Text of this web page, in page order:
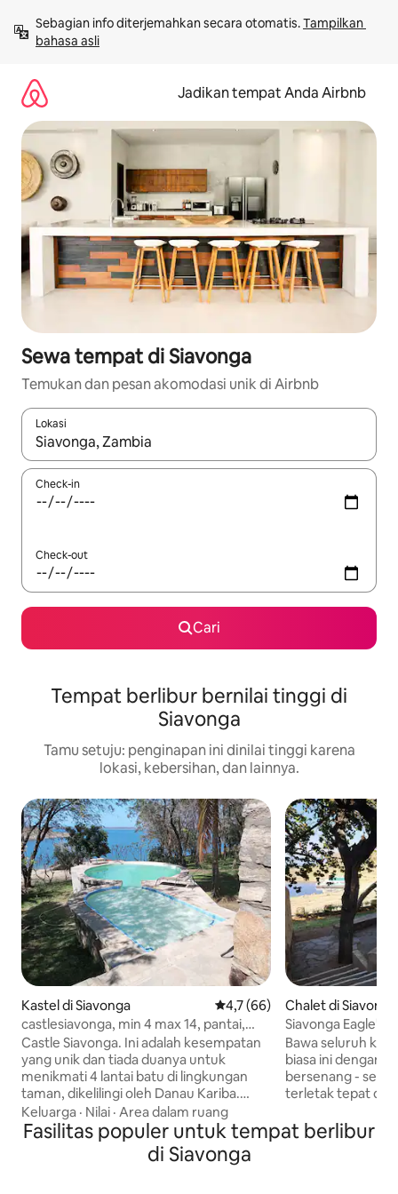
langsung
lihat
Sebagian info diterjemahkan secara otomatis. Tampilkan
bahasa asli
Jadikan tempat Anda Airbnb
Sewa tempat di Siavonga
Temukan dan pesan akomodasi unik di Airbnb
Lokasi
Jika hasil yang dicari tersedia, telusuri dengan tombol panah
Check-in
Check-out
Cari
Tempat berlibur bernilai tinggi di
Siavonga
Tamu setuju: penginapan ini dinilai tinggi karena
lokasi, kebersihan, dan lainnya.
Kastel di Siavonga Nilai rata-rata 4,7 dari 5, 66
4,7 (66)
castlesiavonga, min 4 max 14, pantai,
kolam renang, wi-fi
Castle Siavonga. Ini adalah kesempatan
yang unik dan tiada duanya untuk
menikmati 4 lantai batu di lingkungan
taman, dikelilingi oleh Danau Kariba.
Pantainya berjarak beberapa langkah.
Termasuk kolam renang, dapur lengkap,
ruang makan, lounge, ruang permainan,
dan area barbeku. 6 kamar tidur, 5 kamar
Keluarga · Nilai · Area dalam ruang
Chalet di Siavonga
Siavonga Eagle's
Bawa seluruh
biasa ini dengan
bersenang -
terletak tepat di
memiliki 8 chalet
triple dan 2
Fasilitas populer untuk tempat berlibur
di Siavonga